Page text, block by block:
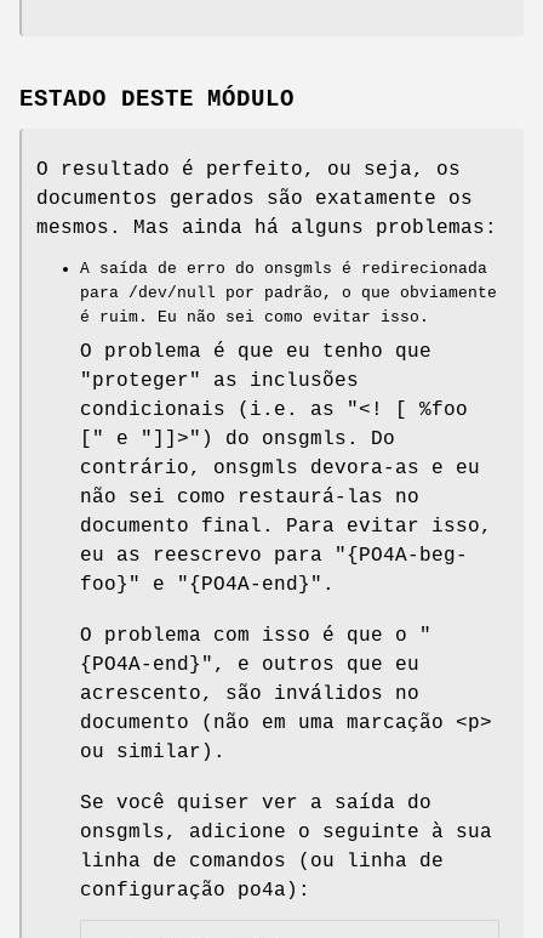
ESTADO DESTE MÓDULO
O resultado é perfeito, ou seja, os
documentos gerados são exatamente os
mesmos. Mas ainda há alguns problemas:
A saída de erro do onsgmls é redirecionada
para /dev/null por padrão, o que obviamente
é ruim. Eu não sei como evitar isso.
O problema é que eu tenho que
"proteger" as inclusões
condicionais (i.e. as
"<! [ %foo
["
e "]]>" ) do onsgmls. Do
contrário, onsgmls devora-as e eu
não sei como restaurá-las no
documento final. Para evitar isso,
eu as reescrevo para
"{PO4A-beg-
foo}"
e "{PO4A-end}" .
O problema com isso é que o
"
{PO4A-end}" , e outros que eu
acrescento, são inválidos no
documento (não em uma marcação <p>
ou similar).
Se você quiser ver a saída do
onsgmls, adicione o seguinte à sua
linha de comandos (ou linha de
configuração po4a):